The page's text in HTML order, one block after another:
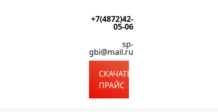
+7(4872)42-
05-06
sp-
gbi@mail.ru
СКАЧАТЬ
ПРАЙС